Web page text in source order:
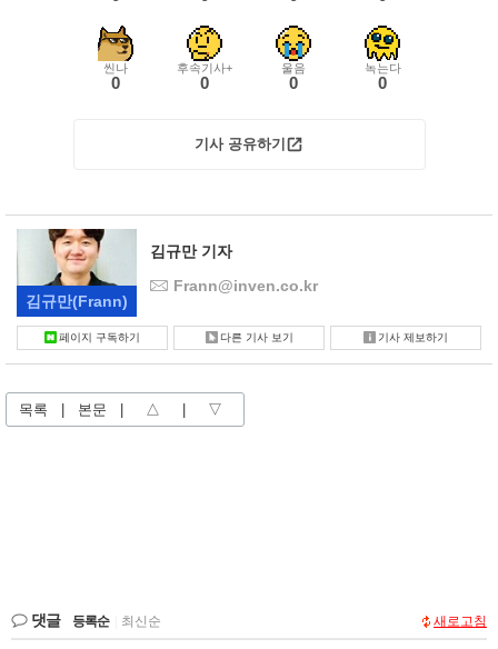
씬나
0
후속기사+
0
울음
0
녹는다
0
기사 공유하기
김규만(Frann)
김규만 기자
Frann@inven.co.kr
페이지 구독하기 다른 기사 보기 기사 제보하기
목록 본문 △ ▽
댓글 등록순 최신순 새로고침